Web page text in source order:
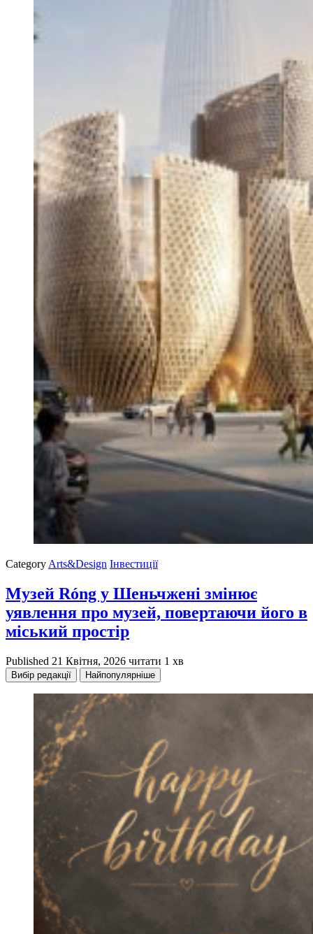
Category Arts&Design Інвестиції
Музей Róng у Шеньчжені змінює
уявлення про музей, повертаючи його в
міський простір
Published 21 Квітня, 2026 читати 1 хв
Вибір редакції Найпопулярніше